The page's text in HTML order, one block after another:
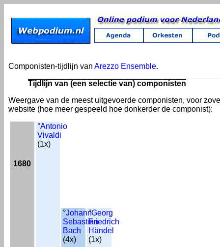
Componisten-tijdlijn van Arezzo Ensemble.
Tijdlijn van (een selectie van) componisten
Weergave van de meest uitgevoerde componisten, voor
website (hoe meer gespeeld hoe donkerder de componist):
°Antonio
Vivaldi
(1x)
1680
°Johann
Sebastian
Bach
(4x)
°Georg
Friedrich
Händel
(1x)